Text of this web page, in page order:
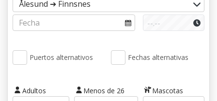
Puertos alternativos Fechas alternativas
Adultos Menos de 26 Mascotas